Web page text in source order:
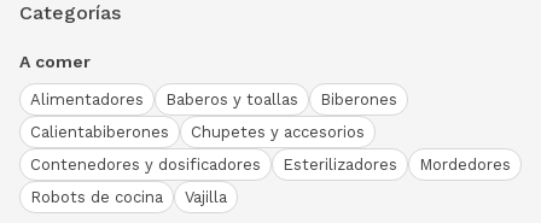
Categorías
A comer
Alimentadores Baberos y toallas
Biberones
Calientabiberones
Chupetes y accesorios
Contenedores y dosificadores
Esterilizadores
Mordedores
Robots de cocina
Vajilla